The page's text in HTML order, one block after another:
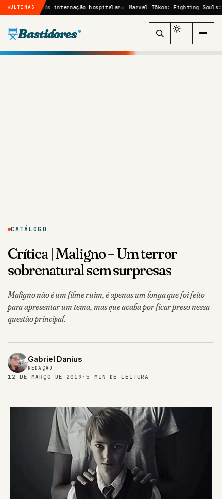
ÚLTIMAS
internação hospitalar Marvel Tōkon: Fighting Souls: quem
Bastidores ®
CATÁLOGO
Crítica | Maligno – Um terror
sobrenatural sem surpresas
Maligno não é um filme ruim, é apenas um longa que foi feito
para apresentar um tema, mas que acaba por ficar preso nessa
questão principal.
Gabriel Danius
REDAÇÃO
12 DE MARÇO DE 2019 · 5 MIN DE LEITURA